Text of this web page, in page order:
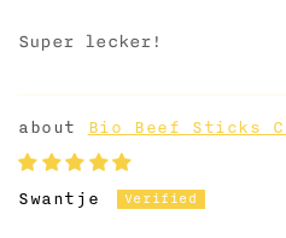
Super lecker!
Bio Beef Sticks
Swantje